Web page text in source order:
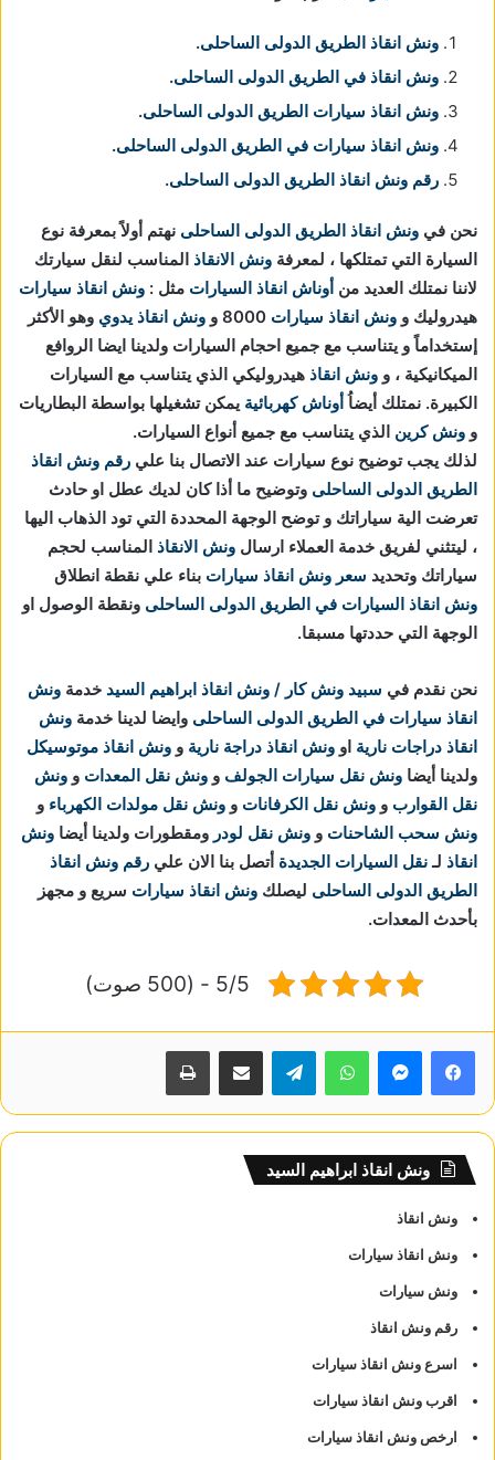
ونش انقاذ الطريق الدولى الساحلى.
ونش انقاذ في الطريق الدولى الساحلى.
ونش انقاذ سيارات الطريق الدولى الساحلى.
ونش انقاذ سيارات في الطريق الدولى الساحلى.
رقم ونش انقاذ الطريق الدولى الساحلى.
نحن في ونش انقاذ الطريق الدولى الساحلى نهتم أولاً بمعرفة نوع
السيارة التي تمتلكها ، لمعرفة ونش الانقاذ المناسب لنقل سيارتك
لاننا نمتلك العديد من أوناش انقاذ السيارات مثل : ونش انقاذ سيارات
هيدروليك و ونش انقاذ سيارات ونش انقاذ يدوي وهو الأكثر
إستخداماً و يتناسب مع جميع احجام السيارات ولدينا ايضا الروافع
الميكانيكية ، و ونش انقاذ هيدروليكي الذي يتناسب مع السيارات
الكبيرة. نمتلك أيضاُأوناش كهربائية يمكن تشغيلها بواسطة البطاريات
و ونش كرين الذي يتناسب مع جميع أنواع السيارات.
لذلك يجب توضيح نوع سيارات عند الاتصال بنا علي رقم ونش انقاذ
الطريق الدولى الساحلى وتوضيح ما أذا كان لديك عطل او حادث
تعرضت الية سياراتك و توضح الوجهة المحددة التي تود الذهاب اليها
، ليتثني لفريق خدمة العملاء ارسال ونش الانقاذ المناسب لحجم
سياراتك وتحديد سعر ونش انقاذ سيارات بناء علي نقطة انطلاق
ونش انقاذ السيارات في الطريق الدولى الساحلى ونقطة الوصول او
الوجهة التي حددتها مسبقا.
نحن نقدم في سبيد ونش كار / ونش انقاذ ابراهيم السيد خدمة ونش
انقاذ سيارات في الطريق الدولى الساحلى وايضا لدينا خدمة ونش
انقاذ دراجات نارية او ونش انقاذ دراجة نارية و ونش انقاذ موتوسيكل
ولدينا أيضا ونش نقل سيارات الجولف و ونش نقل المعدات و ونش
نقل القوارب و ونش نقل الكرفانات و ونش نقل مولدات الكهرباء و
ونش سحب الشاحنات و ونش نقل لودر ومقطورات ولدينا أيضا ونش
انقاذ لـنقل السيارات الجديدة أتصل بنا الان علي رقم ونش انقاذ
الطريق الدولى الساحلى ليصلك ونش انقاذ سيارات سريع و مجهز
بأحدث المعدات.
5/5 - (500 صوت)
واتساب
ونش انقاذ ابراهيم السيد
ونش انقاذ
ونش انقاذ سيارات
ونش سيارات
رقم ونش انقاذ
اسرع ونش انقاذ سيارات
اقرب ونش انقاذ سيارات
ارخص ونش انقاذ سيارات